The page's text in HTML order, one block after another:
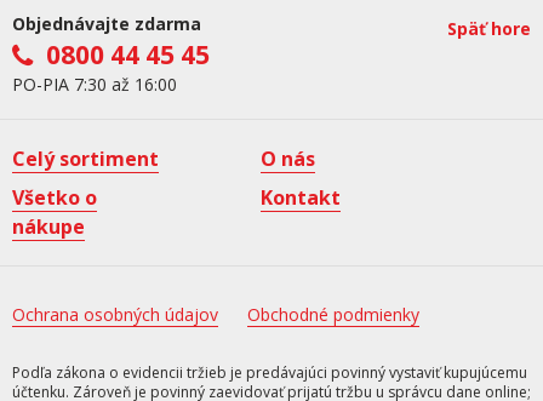
Objednávajte zdarma
0800 44 45 45
PO-PIA 7:30 až 16:00
Späť hore
Celý sortiment
O nás
Všetko o
nákupe
Kontakt
Ochrana osobných údajov Obchodné podmienky
Podľa zákona o evidencii tržieb je predávajúci povinný vystaviť kupujúcemu
účtenku. Zároveň je povinný zaevidovať prijatú tržbu u správcu dane online;